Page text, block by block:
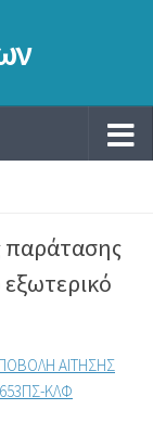
παράτασης
ΑΙΤΗΣΗΣ
ΚΛΦ